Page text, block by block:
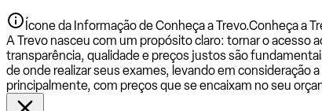
Ícone da Informação de Conheça a Trevo.Conheça a
A Trevo nasceu com um propósito claro: tornar o acesso
transparência, qualidade e preços justos são
de onde realizar seus exames, levando em consideração
principalmente, com preços que se encaixam no seu